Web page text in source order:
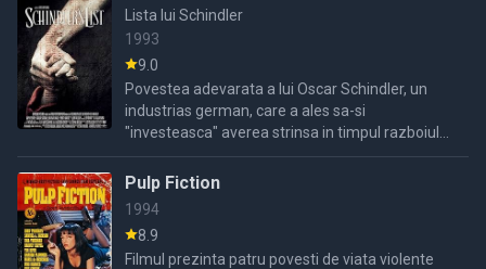
Lista lui Schindler
1993
9.0
Povestea adevarata a lui Oscar Schindler, un
industrias german, care a ales sa-si
"investeasca" averea strinsa in timpul razboiului
in salvarea a citorva sute de evrei. Filmul este o
marturie ...
Pulp Fiction
1994
8.9
Filmul prezinta patru povesti de viata violente